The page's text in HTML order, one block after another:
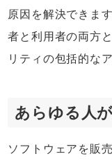
原因を解決できま
者と利用者の両方
リティの包括的な
あらゆる人
ソフトウェアを販